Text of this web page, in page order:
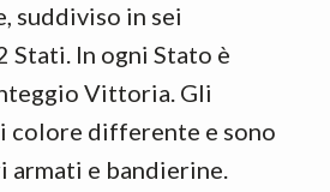
suddiviso in sei
Stati. In ogni Stato è
Vittoria. Gli
colore differente e sono
armati e bandierine.